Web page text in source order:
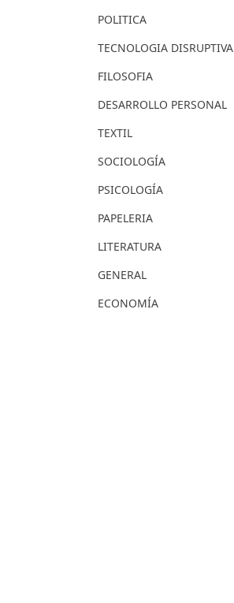
POLITICA
TECNOLOGIA DISRUPTIVA
FILOSOFIA
DESARROLLO PERSONAL
TEXTIL
SOCIOLOGÍA
PSICOLOGÍA
PAPELERIA
LITERATURA
GENERAL
ECONOMÍA